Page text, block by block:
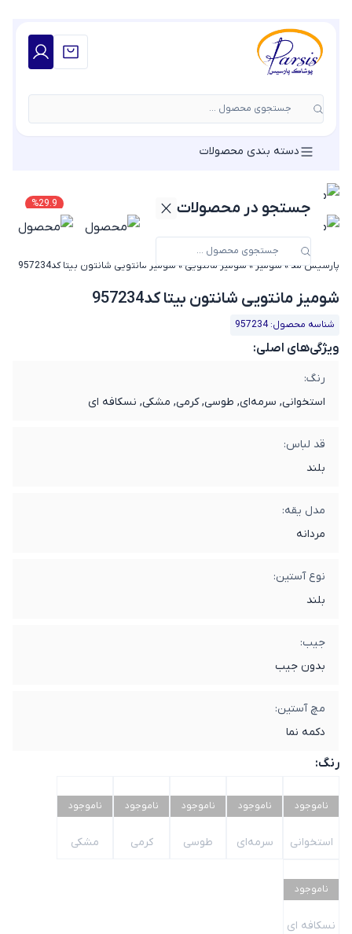
جستجوی محصول ...
جستجو در محصولات
دسته بندی محصولات
29.9
%
پارسیس مد»شومیز»شومیز مانتویی»شومیز مانتویی شانتون بیتا کد957234
شومیز مانتویی شانتون بیتا کد957234
شناسه محصول: 957234
ویژگی‌های اصلی:
رنگ:
استخوانی, سرمه‌ای, طوسی, کرمی, مشکی, نسکافه ای
قد لباس:
بلند
مدل یقه:
مردانه
نوع آستین:
بلند
جیب:
بدون جیب
مچ آستین:
دکمه نما
رنگ:
ناموجود
استخوانی
ناموجود
سرمه‌ای
ناموجود
طوسی
ناموجود
کرمی
ناموجود
مشکی
ناموجود
نسکافه ای